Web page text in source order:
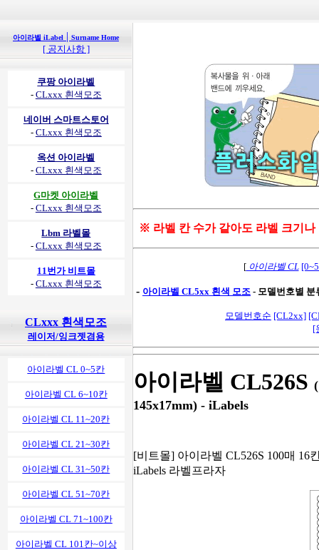
아이라벨 iLabel | Surname Home
[ 공지사항 ]
쿠팡 아이라벨
- CLxxx 흰색모조
네이버 스마트스토어
- CLxxx 흰색모조
옥션 아이라벨
- CLxxx 흰색모조
G마켓 아이라벨
- CLxxx 흰색모조
Lbm 라벨몰
- CLxxx 흰색모조
11번가 비트몰
- CLxxx 흰색모조
CLxxx 흰색모조
레이저/잉크젯겸용
아이라벨 CL 0~5칸
아이라벨 CL 6~10칸
아이라벨 CL 11~20칸
아이라벨 CL 21~30칸
아이라벨 CL 31~50칸
아이라벨 CL 51~70칸
아이라벨 CL 71~100칸
아이라벨 CL 101칸~이상
※ 라벨 칸 수가 같아도 라벨 크기나
[아이라벨 CL
- 아이라벨 CL5xx 흰색 모조 - 모델번호별 분
모델번호순 [CL2xx]
[
아이라벨 CL526S
145x17mm) - iLabels
[비트몰] 아이라벨 CL526S 100매 16
iLabels 라벨프라자